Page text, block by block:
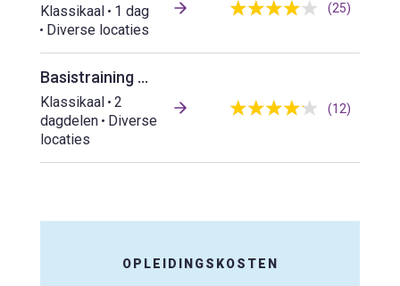
Klassikaal
1 dag
Diverse locaties
(25)
Basistraining Omgaan met emotioneel en agressief gedrag
Klassikaal
2
dagdelen
Diverse
locaties
(12)
OPLEIDINGSKOSTEN